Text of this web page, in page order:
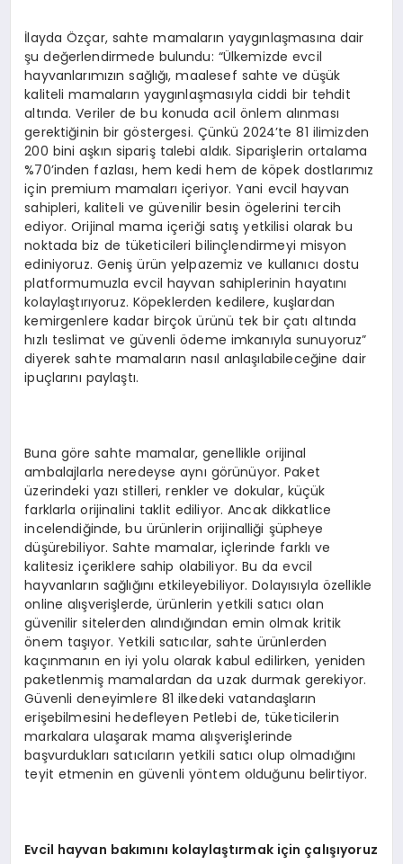
İlayda Özçar, sahte mamaların yaygınlaşmasına dair
şu değerlendirmede bulundu: “Ülkemizde evcil
hayvanlarımızın sağlığı, maalesef sahte ve düşük
kaliteli mamaların yaygınlaşmasıyla ciddi bir tehdit
altında. Veriler de bu konuda acil önlem alınması
gerektiğinin bir göstergesi. Çünkü 2024’te 81 ilimizden
200 bini aşkın sipariş talebi aldık. Siparişlerin ortalama
%70’inden fazlası, hem kedi hem de köpek dostlarımız
için premium mamaları içeriyor. Yani evcil hayvan
sahipleri, kaliteli ve güvenilir besin ögelerini tercih
ediyor. Orijinal mama içeriği satış yetkilisi olarak bu
noktada biz de tüketicileri bilinçlendirmeyi misyon
ediniyoruz. Geniş ürün yelpazemiz ve kullanıcı dostu
platformumuzla evcil hayvan sahiplerinin hayatını
kolaylaştırıyoruz. Köpeklerden kedilere, kuşlardan
kemirgenlere kadar birçok ürünü tek bir çatı altında
hızlı teslimat ve güvenli ödeme imkanıyla sunuyoruz”
diyerek sahte mamaların nasıl anlaşılabileceğine dair
ipuçlarını paylaştı.
Buna göre sahte mamalar, genellikle orijinal
ambalajlarla neredeyse aynı görünüyor. Paket
üzerindeki yazı stilleri, renkler ve dokular, küçük
farklarla orijinalini taklit ediliyor. Ancak dikkatlice
incelendiğinde, bu ürünlerin orijinalliği şüpheye
düşürebiliyor. Sahte mamalar, içlerinde farklı ve
kalitesiz içeriklere sahip olabiliyor. Bu da evcil
hayvanların sağlığını etkileyebiliyor. Dolayısıyla özellikle
online alışverişlerde, ürünlerin yetkili satıcı olan
güvenilir sitelerden alındığından emin olmak kritik
önem taşıyor. Yetkili satıcılar, sahte ürünlerden
kaçınmanın en iyi yolu olarak kabul edilirken, yeniden
paketlenmiş mamalardan da uzak durmak gerekiyor.
Güvenli deneyimlere 81 ilkedeki vatandaşların
erişebilmesini hedefleyen Petlebi de, tüketicilerin
markalara ulaşarak mama alışverişlerinde
başvurdukları satıcıların yetkili satıcı olup olmadığını
teyit etmenin en güvenli yöntem olduğunu belirtiyor.
Evcil hayvan bakımını kolaylaştırmak için çalışıyoruz